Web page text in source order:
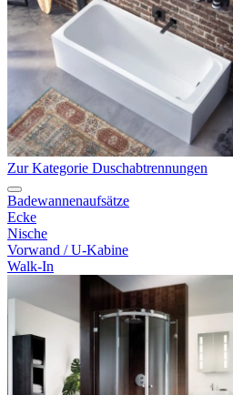
Zur Kategorie Duschabtrennungen
Badewannenaufsätze
Ecke
Nische
Vorwand / U-Kabine
Walk-In